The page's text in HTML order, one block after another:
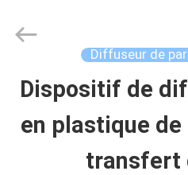
MAISON
PRODUITS
Meter
Diffuseur de
Dispositif de
en plastique
transfert